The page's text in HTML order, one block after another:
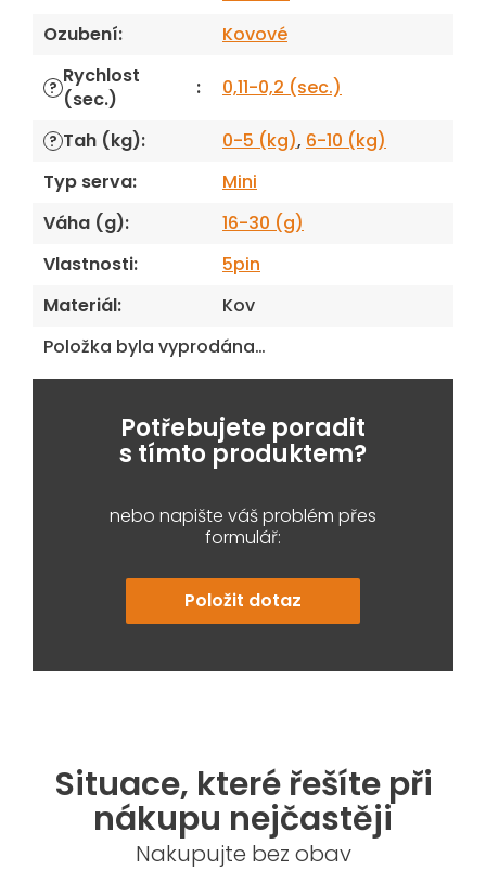
Ozubení: Kovové
? Rychlost
(sec.)
: 0,11-0,2 (sec.)
? Tah (kg): 0-5 (kg), 6-10 (kg)
Typ serva:
Mini
Váha (g):
16-30 (g)
Vlastnosti:
5pin
Materiál:
Kov
Položka byla vyprodána…
Potřebujete poradit
s tímto produktem?
nebo napište váš problém přes
formulář:
Položit dotaz
Situace, které řešíte při
nákupu nejčastěji
Nakupujte bez obav